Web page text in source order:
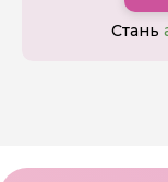
Стань